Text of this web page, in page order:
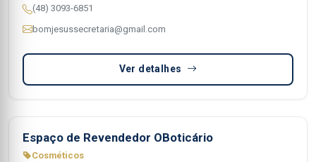
(48) 3093-6851
bomjesussecretaria@gmail.com
Ver detalhes
Espaço de Revendedor OBoticário
Cosméticos